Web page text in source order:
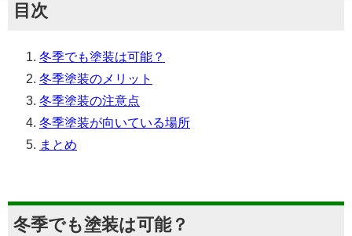
目次
冬季でも塗装は可能？
冬季塗装の メリット
冬季塗装の注意点
冬季塗装が向いている場所
まとめ
冬季でも塗装は可能？